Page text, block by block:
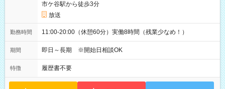
市ケ谷駅から徒歩3分
放送
勤務時間 11:00-20:00（休憩60分）実働8時間（残業少なめ！）
期間 即日～長期 ※開始日相談OK
特徴 履歴書不要